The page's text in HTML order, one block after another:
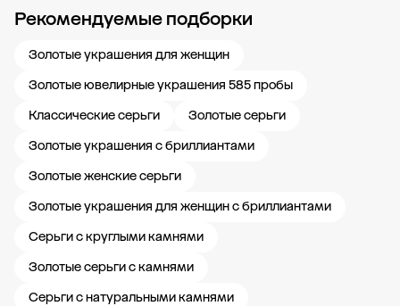
Рекомендуемые подборки
Золотые украшения для женщин
Золотые ювелирные украшения 585 пробы
Классические серьги
Золотые серьги
Золотые украшения с бриллиантами
Золотые женские серьги
Золотые украшения для женщин с бриллиантами
Серьги с круглыми камнями
Золотые серьги с камнями
Серьги с натуральными камнями
Новости компании Журнал ЗОЛОТОЙ Блог